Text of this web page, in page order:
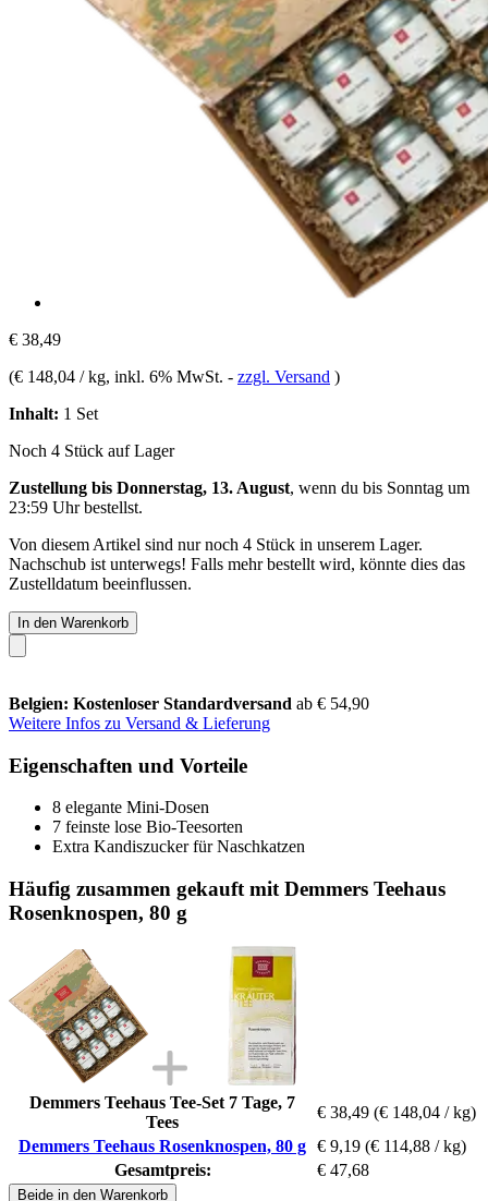
€ 38,49
(€ 148,04 / kg, inkl. 6% MwSt. - zzgl. Versand )
Inhalt: 1 Set
Noch 4 Stück auf Lager
Zustellung bis Donnerstag, 13. August, wenn du bis Sonntag um
23:59 Uhrbestellst.
Von diesem Artikel sind nur noch 4 Stück in unserem Lager.
Nachschub ist unterwegs! Falls mehr bestellt wird, könnte dies das
Zustelldatum beeinflussen.
In den Warenkorb
Belgien: Kostenloser Standardversand ab € 54,90
Weitere Infos zu Versand & Lieferung
Eigenschaften und Vorteile
8 elegante Mini-Dosen
7 feinste lose Bio-Teesorten
Extra Kandiszucker für Naschkatzen
Häufig zusammen gekauft mit Demmers Teehaus
Rosenknospen, 80 g
Demmers Teehaus Tee-Set 7 Tage, 7
Tees
€ 38,49 (€ 148,04 / kg)
Demmers Teehaus Rosenknospen, 80 g € 9,19 (€ 114,88 / kg)
Gesamtpreis:
€ 47,68
Beide in den Warenkorb